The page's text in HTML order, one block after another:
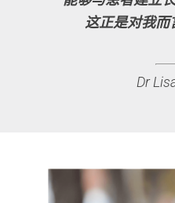
这正是对我
Dr